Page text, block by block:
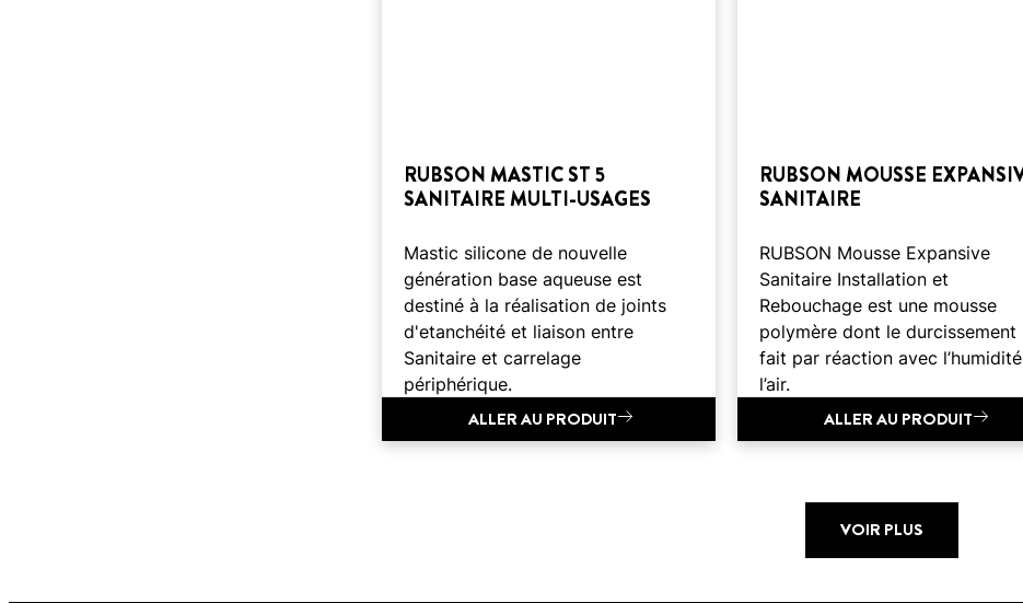
RUBSON MASTIC ST 5
SANITAIRE MULTI-USAGES
Mastic silicone de nouvelle
génération base aqueuse est
destiné à la réalisation de joints
d'etanchéité et liaison entre
Sanitaire et carrelage
périphérique.
ALLER AU PRODUIT
RUBSON MOUSSE
SANITAIRE
RUBSON Mousse Expansive
Sanitaire Installation et
Rebouchage est une mousse
polymère dont le durcissement
fait par réaction avec
l’air.
ALLER AU PRODUIT
VOIR PLUS